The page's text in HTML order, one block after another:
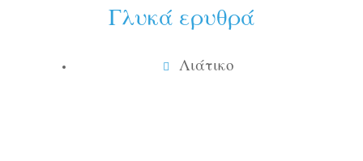
Γλυκά ερυθρά
Λιάτικο